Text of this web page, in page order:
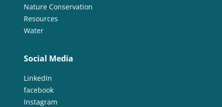
Nature Conservation
Resources
Water
Social Media
LinkedIn
facebook
Instagram